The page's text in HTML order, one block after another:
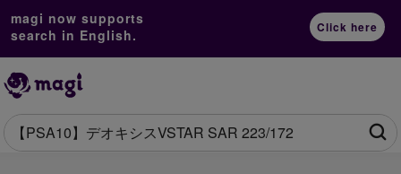
magi now supports
search in English.
Click here